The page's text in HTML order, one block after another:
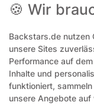
Wir antworten Ihnen
es evtl. zu
07306
🍪 Wir
Backstars.de nutzen
unsere Sites
Performance auf
Inhalte und
funktioniert,
unsere Angebote auf